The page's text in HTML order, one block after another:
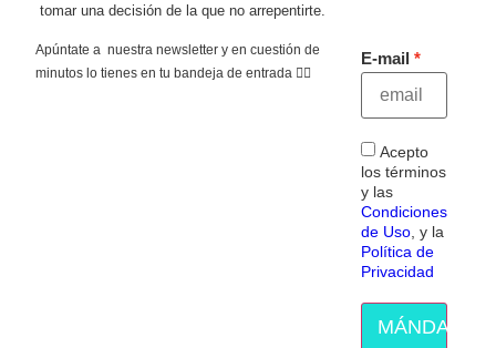
tomar una decisión de la que no arrepentirte.
Apúntate a nuestra newsletter y en cuestión de
minutos lo tienes en tu bandeja de entrada 👇🏻
E-mail
Acepto
los términos
y las
Condiciones
de Uso , y la
Política de
Privacidad
MÁNDAME